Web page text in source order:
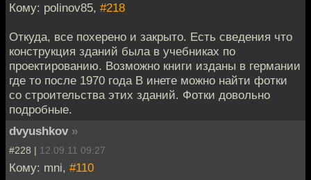
Кому: polinov85, #218
Откуда, все похерено и закрыто. Есть сведения что
конструкция зданий была в учебниках по
проектированию. Возможно книги изданы в германии
где то после 1970 года В инете можно найти фотки
со строительства этих зданий. Фотки довольно
подробные.
dvyushkov »
#228 | 12.09.11 09:27
Кому: mni, #110